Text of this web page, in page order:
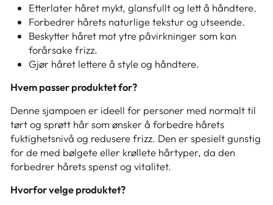
Etterlater håret mykt, glansfullt og lett å håndtere.
Forbedrer hårets naturlige tekstur og utseende.
Beskytter håret mot ytre påvirkninger som kan
forårsake frizz.
Gjør håret lettere å style og håndtere.
Hvem passer produktet for?
Denne sjampoen er ideell for personer med normalt til
tørt og sprøtt hår som ønsker å forbedre hårets
fuktighetsnivå og redusere frizz. Den er spesielt gunstig
for de med bølgete eller krøllete hårtyper, da den
forbedrer hårets spenst og vitalitet.
Hvorfor velge produktet?